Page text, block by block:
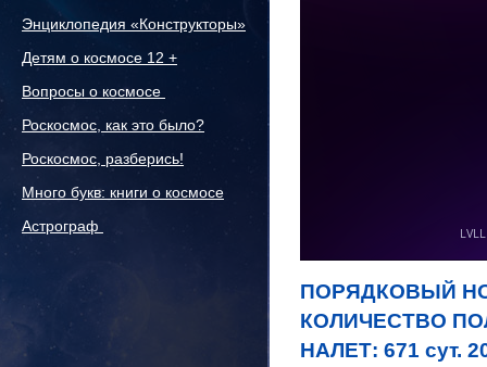
Энциклопедия «Конструкторы»
Детям о космосе 12 +
Вопросы о космосе
Роскосмос, как это было?
Роскосмос, разберись!
Много букв: книги о космосе
Астрограф
КОЛИЧЕСТВО
НАЛЕТ: 671 сут.